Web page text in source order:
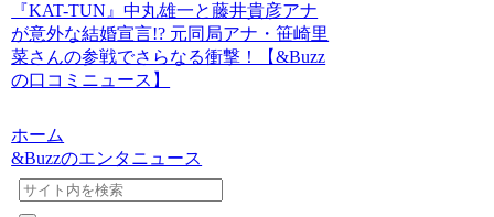
『KAT-TUN』中丸雄一と藤井貴彦アナ
が意外な結婚宣言!? 元同局アナ・笹崎里
菜さんの参戦でさらなる衝撃！【&Buzz
の口コミニュース】
ホーム
&Buzzのエンタニュース